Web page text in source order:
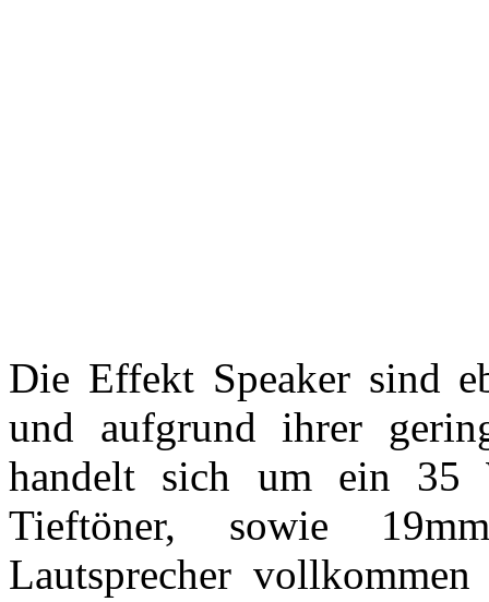
Die Effekt Speaker sind
und aufgrund ihrer
handelt sich um ein 35
Tieftöner, sowie
Lautsprecher